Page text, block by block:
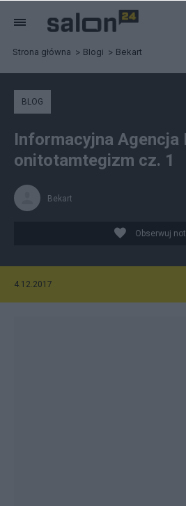
Strona główna Blogi Bekart
BLOG
Informacyjna Agencja
onitotamtegizm cz. 1
Bekart
Obserwuj
4.12.2017